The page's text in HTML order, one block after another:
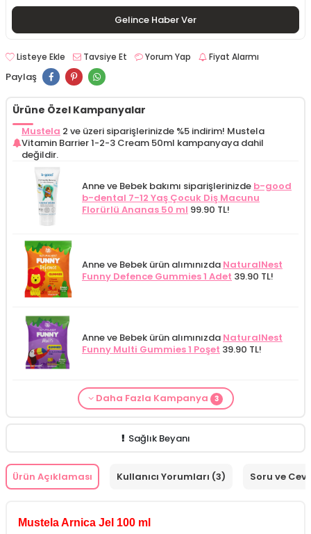
Gelince Haber Ver
Listeye Ekle Tavsiye Et Yorum Yap Fiyat Alarmı
Paylaş
Ürüne Özel Kampanyalar
Mustela 2 ve üzeri siparişlerinizde %5 indirim! Mustela
Vitamin Barrier 1-2-3 Cream 50ml kampanyaya dahil
değildir.
Anne ve Bebek bakımı siparişlerinizde b-good
b-dental 7-12 Yaş Çocuk Diş Macunu
Florürlü Ananas 50 ml 99.90 TL!
Anne ve Bebek ürün alımınızda NaturalNest
Funny Defence Gummies 1 Adet 39.90 TL!
Anne ve Bebek ürün alımınızda NaturalNest
Funny Multi Gummies 1 Poşet 39.90 TL!
From Natura Kadınlar İçin Terleme Karşıtı
Alls Biocosmetics Organik Anti Stretch Mark
Anne ve Bebek bakımı siparişlerinizde
Daha Fazla Kampanya 3
Sağlık Beyanı
Ürün Açıklaması Kullanıcı Yorumları (3) Soru ve
Mustela Arnica Jel 100 ml